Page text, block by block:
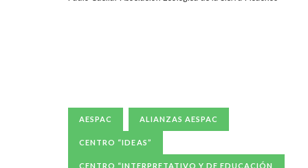
AESPAC ALIANZAS AESPAC
CENTRO “IDEAS”
CENTRO “INTERPRETATIVO Y DE EDUCACIÓN